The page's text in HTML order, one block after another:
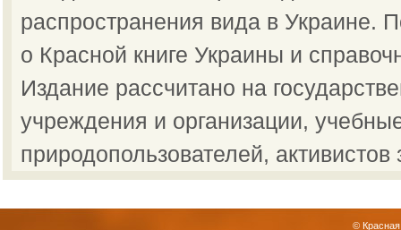
распространения вида в
о Красной книге Украины и
Издание рассчитано на
учреждения и организации,
природопользователей,
©